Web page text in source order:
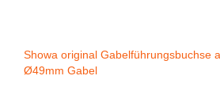
Showa original Gabelführungsbuchse
Ø49mm Gabel